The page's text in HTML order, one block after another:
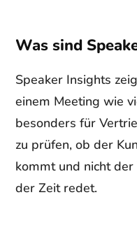
Was sind
Speaker Insights
einem Meeting wie
besonders für
zu prüfen, ob der
kommt und nicht
der Zeit redet.